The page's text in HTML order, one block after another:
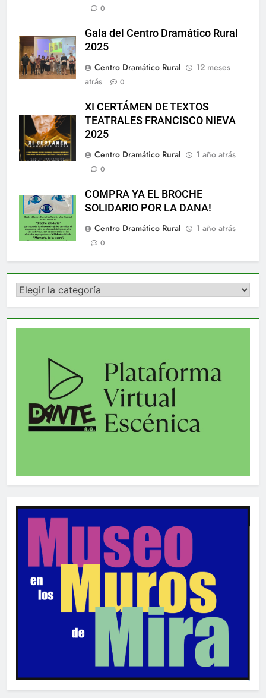
0
Gala del Centro Dramático Rural
2025
Centro Dramático Rural
12 meses
atrás
0
XI CERTÁMEN DE TEXTOS
TEATRALES FRANCISCO NIEVA
2025
Centro Dramático Rural
1 año atrás
0
COMPRA YA EL BROCHE
SOLIDARIO POR LA DANA!
Centro Dramático Rural
1 año atrás
0
Categorías